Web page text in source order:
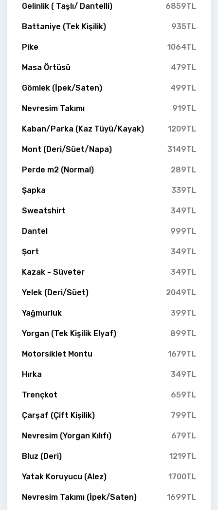
Gelinlik ( Taşlı/ Dantelli) 6859TL
Battaniye (Tek Kişilik) 935TL
Pike 1064TL
Masa Örtüsü 479TL
Gömlek (İpek/Saten) 499TL
Nevresim Takımı 919TL
Kaban/Parka (Kaz Tüyü/Kayak) 1209TL
Mont (Deri/Süet/Napa) 3149TL
Perde m2 (Normal) 289TL
Şapka 339TL
Sweatshirt 349TL
Dantel 999TL
Şort 349TL
Kazak - Süveter 349TL
Yelek (Deri/Süet) 2049TL
Yağmurluk 399TL
Yorgan (Tek Kişilik Elyaf) 899TL
Motorsiklet Montu 1679TL
Hırka 349TL
Trençkot 659TL
Çarşaf (Çift Kişilik) 799TL
Nevresim (Yorgan Kılıfı) 679TL
Bluz (Deri) 1219TL
Yatak Koruyucu (Alez) 1700TL
Nevresim Takımı (İpek/Saten) 1699TL